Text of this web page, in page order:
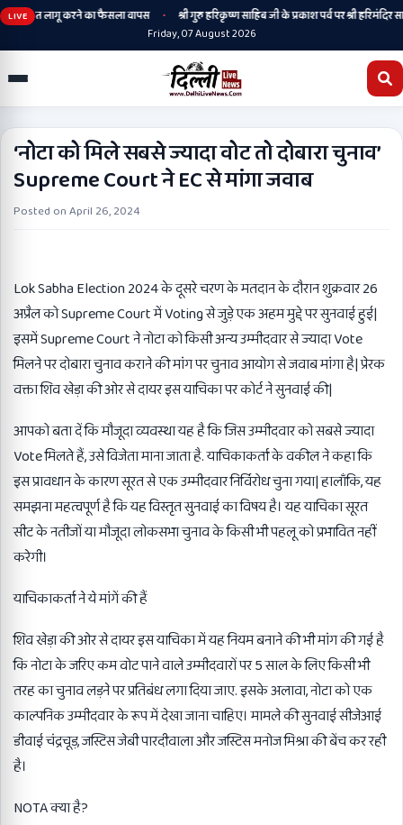
LIVE
संस्कृत लागू करने का फैसला वापस
श्री गुरु हरिकृष्ण साहिब जी के प्रकाश पर्व पर श्री हरिमंदिर
Friday, 07 August 2026
‘नोटा को मिले सबसे ज्यादा वोट तो दोबारा चुनाव’
Supreme Court ने EC से मांगा जवाब
Posted onApril 26, 2024
Lok Sabha Election 2024 के दूसरे चरण के मतदान के दौरान शुक्रवार 26
अप्रैल को Supreme Court में Voting से जुड़े एक अहम मुद्दे पर सुनवाई हुई|
इसमें Supreme Court ने नोटा को किसी अन्य उम्मीदवार से ज्यादा Vote
मिलने पर दोबारा चुनाव कराने की मांग पर चुनाव आयोग से जवाब मांगा है| प्रेरक
वक्ता शिव खेड़ा की ओर से दायर इस याचिका पर कोर्ट ने सुनवाई की|
आपको बता दें कि मौजूदा व्यवस्था यह है कि जिस उम्मीदवार को सबसे ज्यादा
Vote मिलते हैं, उसे विजेता माना जाता है. याचिकाकर्ता के वकील ने कहा कि
इस प्रावधान के कारण सूरत से एक उम्मीदवार निर्विरोध चुना गया| हालाँकि, यह
समझना महत्वपूर्ण है कि यह विस्तृत सुनवाई का विषय है। यह याचिका सूरत
सीट के नतीजों या मौजूदा लोकसभा चुनाव के किसी भी पहलू को प्रभावित नहीं
करेगी।
याचिकाकर्ता ने ये मांगें की हैं
शिव खेड़ा की ओर से दायर इस याचिका में यह नियम बनाने की भी मांग की गई है
कि नोटा के जरिए कम वोट पाने वाले उम्मीदवारों पर 5 साल के लिए किसी भी
तरह का चुनाव लड़ने पर प्रतिबंध लगा दिया जाए. इसके अलावा, नोटा को एक
काल्पनिक उम्मीदवार के रूप में देखा जाना चाहिए। मामले की सुनवाई सीजेआई
डीवाई चंद्रचूड़, जस्टिस जेबी पारदीवाला और जस्टिस मनोज मिश्रा की बेंच कर रही
है।
NOTA क्या है?